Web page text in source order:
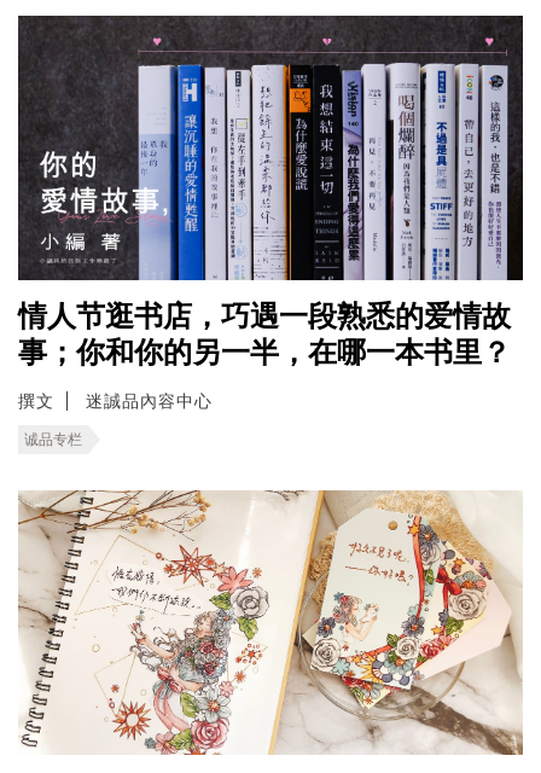
情人节逛书店，巧遇一段熟悉的爱情故
事；你和你的另一半，在哪一本书里？
撰文 迷誠品內容中心
诚品专栏